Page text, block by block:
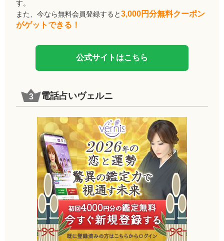
す。
また、今なら無料会員登録すると3,000円分無料クーポン
がゲットできる！
公式サイトはこちら
電話占いヴェルニ